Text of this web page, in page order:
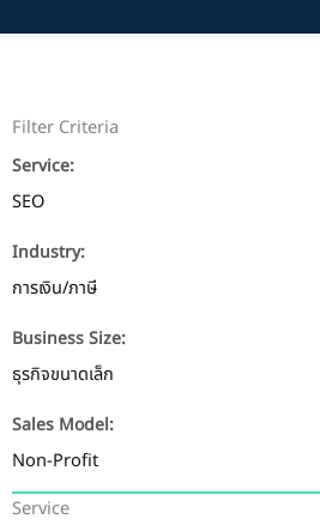
Filter Criteria
Service:
SEO
Industry:
การเงิน/ภาษี
Business Size:
ธุรกิจขนาดเล็ก
Sales Model:
Non-Profit
Service